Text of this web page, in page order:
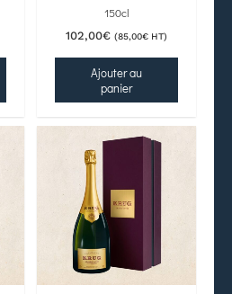
150cl
102,00€ (85,00€ HT)
Ajouter au
panier